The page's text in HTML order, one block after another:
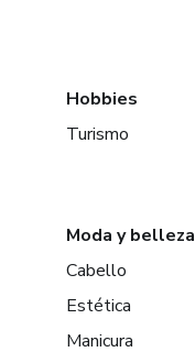
Hobbies
Turismo
Moda y belleza
Cabello
Estética
Manicura